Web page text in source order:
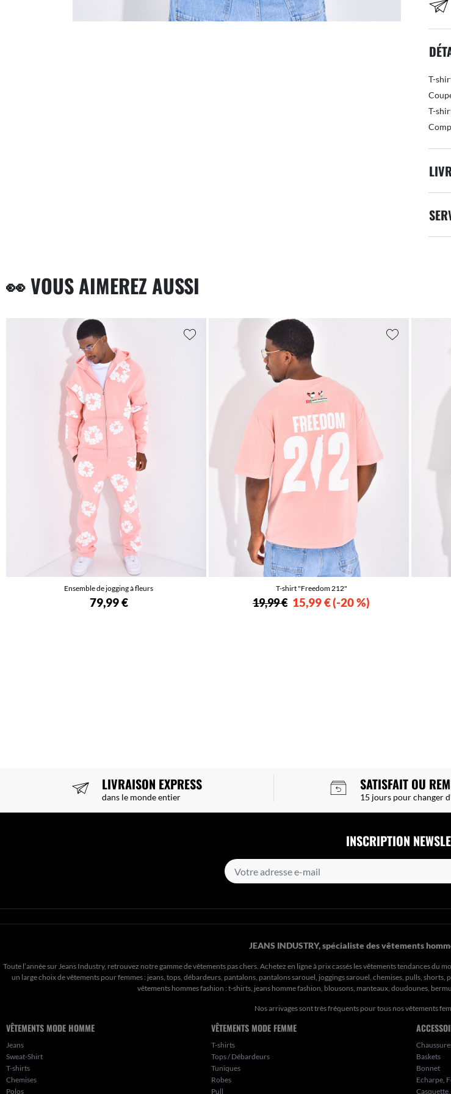
T-
T-
👀 VOUS AIMEREZ AUSSI
Ensemble de jogging à fleurs
79,99 €
T-shirt "Freedom 212"
19,99 € 15,99 € -20 %
LIVRAISON EXPRESS
dans le monde entier
SATISFAIT OU
15 jours pour changer
INSCRIPTION
JEANS INDUSTRY, spécialiste des vêtements
Toute l’année sur Jeans Industry, retrouvez notre gamme de vêtements pas chers. Achetez en ligne à prix cassés les vêtements tendances
un large choix de vêtements pour femmes : jeans, tops, débardeurs, pantalons, pantalons sarouel, joggings sarouel, chemises, pulls,
vêtements hommes fashion : t-shirts, jeans homme fashion, blousons, manteaux, doudounes,
Nos arrivages sont très fréquents pour tous nosvêtements
VÊTEMENTS MODE HOMME
Jeans
Sweat-Shirt
T-shirts
Chemises
Polos
VÊTEMENTS MODE FEMME
T-shirts
Tops / Débardeurs
Tuniques
Robes
Pull
Baskets
Bonnet
Echarpe,